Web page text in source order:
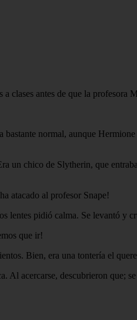
clases antes de que la profesora
normal, aunque
un chico de Slytherin, que
atacado al profesor Snape!
lentes pidió calma. Se levantó
que ir!
Bien, era una tontería el
acercarse, descubrieron que;